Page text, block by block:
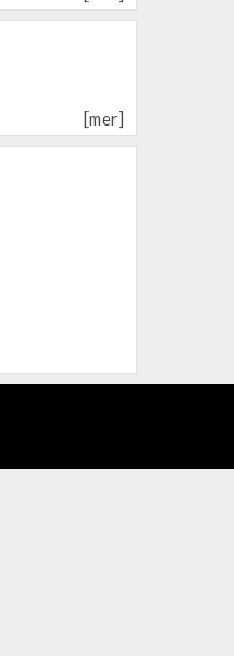
[mer]